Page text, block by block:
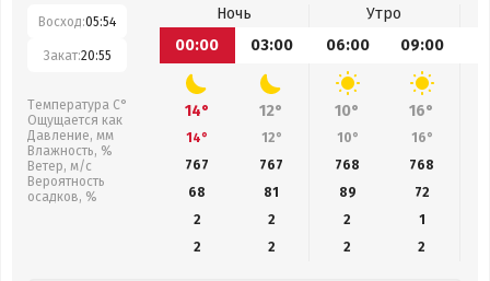
Восход:05:54
Закат:20:55
Температура С°
Ощущается как
Давление, мм
Влажность, %
Ветер, м/с
Вероятность
осадков, %
Ночь
Утро
00:00
03:00 06:00 09:00
14° 12° 10° 16°
14° 12° 10° 16°
767
767 768 768
68
81 89 72
2
2 2
1
2
2 2 2